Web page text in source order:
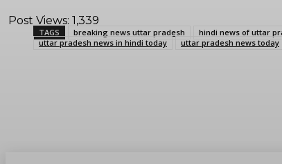
Post Views: 1,339
TAGS breaking news uttar pradesh hindi news of uttar
uttar pradesh news in hindi today
uttar pradesh news today